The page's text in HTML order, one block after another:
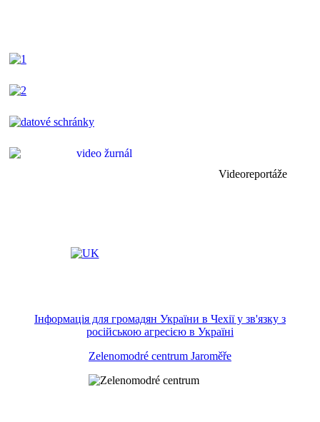
Videoreportáže
Інформація для громадян України в Чехії у зв'язку з
російською агресією в Україні
Zelenomodré centrum Jaroměře